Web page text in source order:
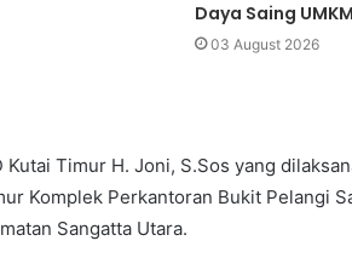
Daya Saing UMKM
03 August 2026
Timur H. Joni, S.Sos yang
Komplek Perkantoran Bukit Pelangi
Sangatta Utara.